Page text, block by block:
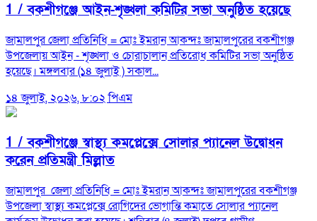
1 /বকশীগঞ্জে আইন-শৃঙ্খলা কমিটির সভা অনুষ্ঠিত হয়েছে
জামালপুর জেলা প্রতিনিধি = মোঃ ইমরান আকন্দঃ জামালপুরের বকশীগঞ্জ
উপজেলায় আইন - শৃঙ্খলা ও চোরাচালান প্রতিরোধ কমিটির সভা অনুষ্ঠিত
হয়েছে। মঙ্গলবার (১৪ জুলাই ) সকাল...
১৪ জুলাই, ২০২৬, ৮:০২ পিএম
1 /বকশীগঞ্জে স্বাস্থ্য কমপ্লেক্সে সোলার প্যানেল উদ্বোধন
করেন প্রতিমন্ত্রী মিল্লাত
জামালপুর জেলা প্রতিনিধি = মোঃ ইমরান আকন্দঃ জামালপুরের বকশীগঞ্জ
উপজেলা স্বাস্থ্য কমপ্লেক্সে রোগিদের ভোগান্তি কমাতে সোলার প্যানেল